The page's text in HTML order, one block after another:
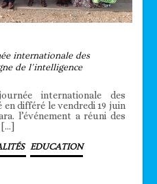
internationale des
de l’intelligence
internationale des
en différé le vendredi 19 juin
l’événement a réuni des
[…]
EDUCATION